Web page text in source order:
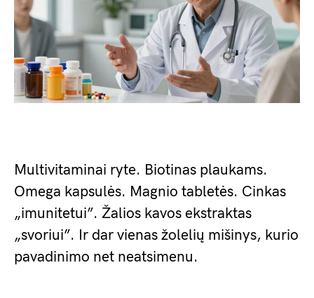
Multivitaminai ryte. Biotinas plaukams.
Omega kapsulės. Magnio tabletės. Cinkas
„imunitetui”. Žalios kavos ekstraktas
„svoriui”. Ir dar vienas žolelių mišinys, kurio
pavadinimo net neatsimenu.